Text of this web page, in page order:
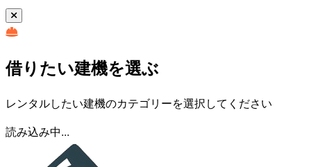
借りたい建機を選ぶ
レンタルしたい建機のカテゴリーを選択してください
読み込み中...